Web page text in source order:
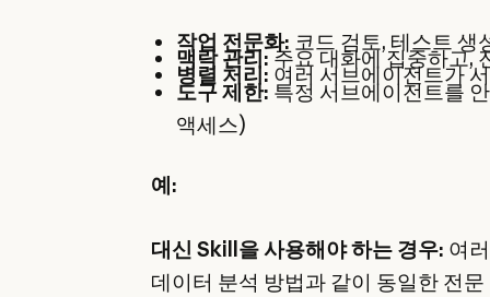
작업 전문화: 코드 검토, 테스트 생
맥락 관리:주요 대화에 집중하고,
병렬 처리: 여러 서브에이전트가
도구 제한: 특정 서브에이전트를
액세스)
예:
대신 Skill을 사용해야 하는 경우: 여
데이터 분석 방법과 같이 동일한 전